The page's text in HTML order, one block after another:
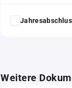
Weitere